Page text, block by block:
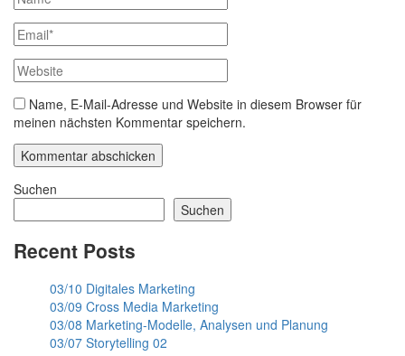
Name, E-Mail-Adresse und Website in diesem Browser für
meinen nächsten Kommentar speichern.
Suchen
Suchen
Recent Posts
03/10 Digitales Marketing
03/09 Cross Media Marketing
03/08 Marketing-Modelle, Analysen und Planung
03/07 Storytelling 02